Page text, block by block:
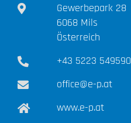
Gewerbepark 28
6068 Mils
Österreich
+43 5223 549590
office@e-p.at
www.e-p.at